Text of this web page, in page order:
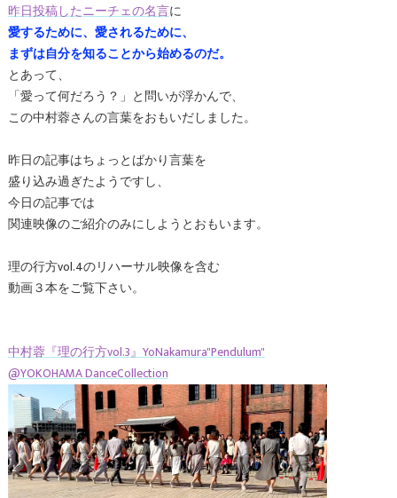
昨日投稿したニーチェの名言に
愛するために、愛されるために、
まずは自分を知ることから始めるのだ。
とあって、
「愛って何だろう？」と問いが浮かんで、
この中村蓉さんの言葉をおもいだしました。
昨日の記事はちょっとばかり言葉を
盛り込み過ぎたようですし、
今日の記事では
関連映像のご紹介のみにしようとおもいます。
理の行方vol.4のリハーサル映像を含む
動画３本をご覧下さい。
中村蓉『理の行方vol.3』YoNakamura"Pendulum"
@YOKOHAMA DanceCollection